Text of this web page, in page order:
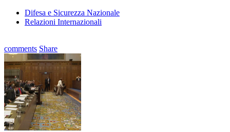
Difesa e Sicurezza Nazionale
Relazioni Internazionali
comments Share